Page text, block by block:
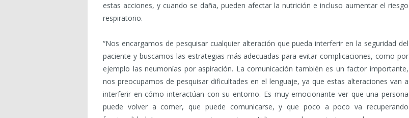
estas acciones, y cuando se daña, pueden afectar la nutrición e incluso aumentar el riesgo
respiratorio.
“Nos encargamos de pesquisar cualquier alteración que pueda interferir en la seguridad del
paciente y buscamos las estrategias más adecuadas para evitar complicaciones, como por
ejemplo las neumonías por aspiración. La comunicación también es un factor importante,
nos preocupamos de pesquisar dificultades en el lenguaje, ya que estas alteraciones van a
interferir en cómo interactúan con su entorno. Es muy emocionante ver que una persona
puede volver a comer, que puede comunicarse, y que poco a poco va recuperando